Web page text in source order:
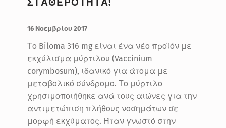
16 Νοεμβρίου 2017
Το Biloma 316 mg είναι ένα νέο προϊόν με
εκχύλισμα μύρτιλου (Vaccinium
corymbosum), ιδανικό για άτομα με
μεταβολικό σύνδρομο. Το μύρτιλο
χρησιμοποιήθηκε ανά τους αιώνες για την
αντιμετώπιση πλήθους νοσημάτων σε
μορφή εκχύματος. Ήταν γνωστό στην